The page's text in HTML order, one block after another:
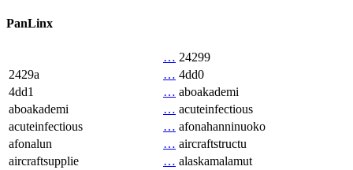
PanLinx
… 24299
2429a
… 4dd0
4dd1
… aboakademi
aboakademi
… acuteinfectious
acuteinfectious
… afonahanninuoko
afonalun
… aircraftstructu
aircraftsupplie
… alaskamalamut